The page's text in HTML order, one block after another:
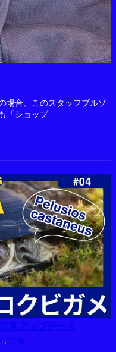
場合、このスタッフブルゾ
「ショップ…
真アップデート
, 情報